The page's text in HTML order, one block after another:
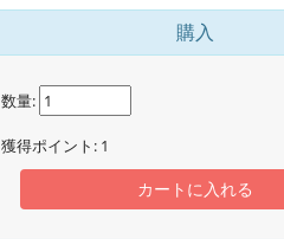
購入
数量:
獲得ポイント: 1
カートに入れる